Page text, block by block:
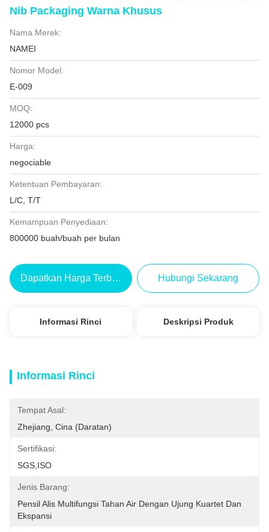
Nib Packaging Warna Khusus
Nama Merek:
NAMEI
Nomor Model:
E-009
MOQ:
12000 pcs
Harga:
negociable
Ketentuan Pembayaran:
L/C, T/T
Kemampuan Penyediaan:
800000 buah/buah per bulan
Dapatkan Harga Terbaik Hubungi Sekarang
Informasi Rinci Deskripsi Produk
Informasi Rinci
Tempat Asal:
Zhejiang, Cina (daratan)
Sertifikasi:
SGS,ISO
Jenis Barang:
Pensil Alis Multifungsi Tahan Air Dengan Ujung Kuartet Dan
Ekspansi